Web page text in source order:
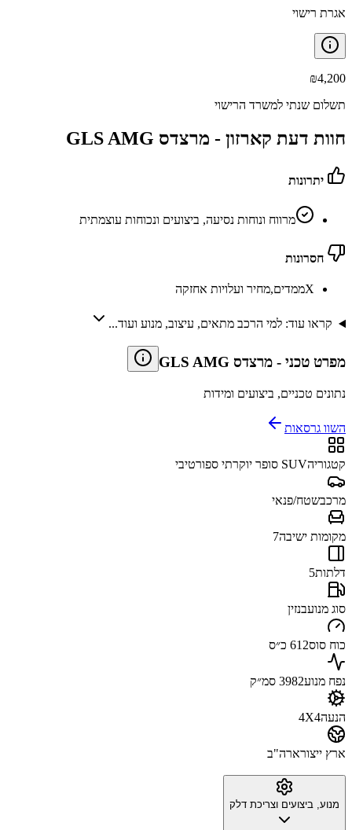
אגרת רישוי
₪4,200
תשלום שנתי למשרד הרישוי
חוות דעת קארזון - מרצדס GLS AMG
יתרונות
מרווח ונוחות נסיעה, ביצועים ונכוחות עוצמתית
חסרונות
Xממדים,מחיר ועלויות אחזקה
קראו עוד: למי הרכב מתאים, עיצוב, מנוע ועוד...
מפרט טכני - מרצדס GLS AMG
נתונים טכניים, ביצועים ומידות
השוו גרסאות
קטגוריהSUV סופר יוקרתי ספורטיבי
מרכבשטח/פנאי
מקומות ישיבה7
דלתות5
סוג מנועבנזין
כוח סוס612 כ״ס
נפח מנוע3982 סמ״ק
הנעה4X4
ארץ ייצורארה"ב
מנוע, ביצועים וצריכת דלק